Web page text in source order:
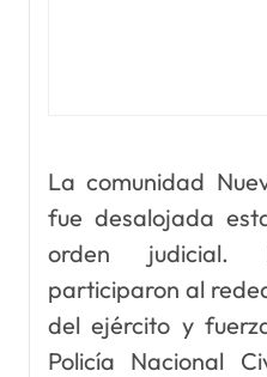
La comunidad
fue desalojada
orden judicial.
participaron al
del ejército y
Policía Nacional